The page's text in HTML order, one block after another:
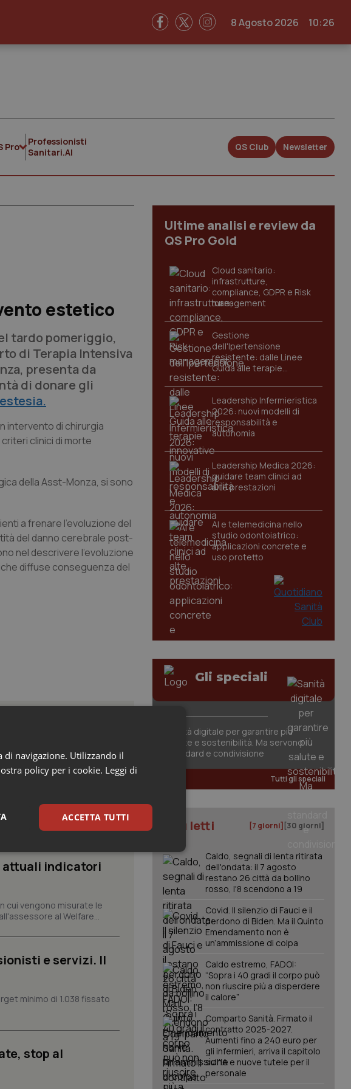
8 Agosto 2026 10:26
Pro
Professionisti
Sanitari.AI
QS Club Newsletter
estetico
tardo pomeriggio,
di Terapia Intensiva
presenta da
di donare gli
intervento di chirurgia
clinici di morte
della Asst-Monza, si sono
a frenare l’evoluzione del
del danno cerebrale post-
nel descrivere l’evoluzione
diffuse conseguenza del
ricerca per
ricovero e cura a carattere
sul...
attuali indicatori
cui vengono misurate le
al Welfare...
e servizi. Il
minimo di 1.038 fissato
stop al
Ultime analisi e review da
QS Pro Gold
Cloud sanitario:
infrastrutture,
compliance, GDPR e Risk
management
Gestione
dell'Ipertensione
resistente: dalle Linee
Guida alle terapie
innovative
Leadership Infermieristica
2026: nuovi modelli di
responsabilità e
autonomia
Leadership Medica 2026:
guidare team clinici ad
alte prestazioni
AI e telemedicina nello
studio odontoiatrico:
applicazioni concrete e
uso protetto
Gli speciali
Sanità digitale per garantire più
salute e sostenibilità. Ma servono
standard e condivisione
Tutti gli speciali
I più letti [7 giorni] [30 giorni]
Caldo, segnali di lenta ritirata
dell'ondata: il 7 agosto
restano 26 città da bollino
rosso, l'8 scendono a 19
Covid. Il silenzio di Fauci e il
perdono di Biden. Ma il Quinto
Emendamento non è
un’ammissione di colpa
Caldo estremo, FADOI:
“Sopra i 40 gradi il corpo può
non riuscire più a disperdere
il calore”
Comparto Sanità. Firmato il
contratto 2025-2027.
Aumenti fino a 240 euro per
gli infermieri, arriva il capitolo
sull'IA e nuove tutele per il
personale
di navigazione. Utilizzando il
policy per i cookie. Leggi di
ACCETTA TUTTI
Marketing
di base quali la navigazione sulle pagine
senza questi cookie.
cookie viene utilizzato per memorizzare le
riguardo a varie politiche e
siano onorate nelle sessioni future.